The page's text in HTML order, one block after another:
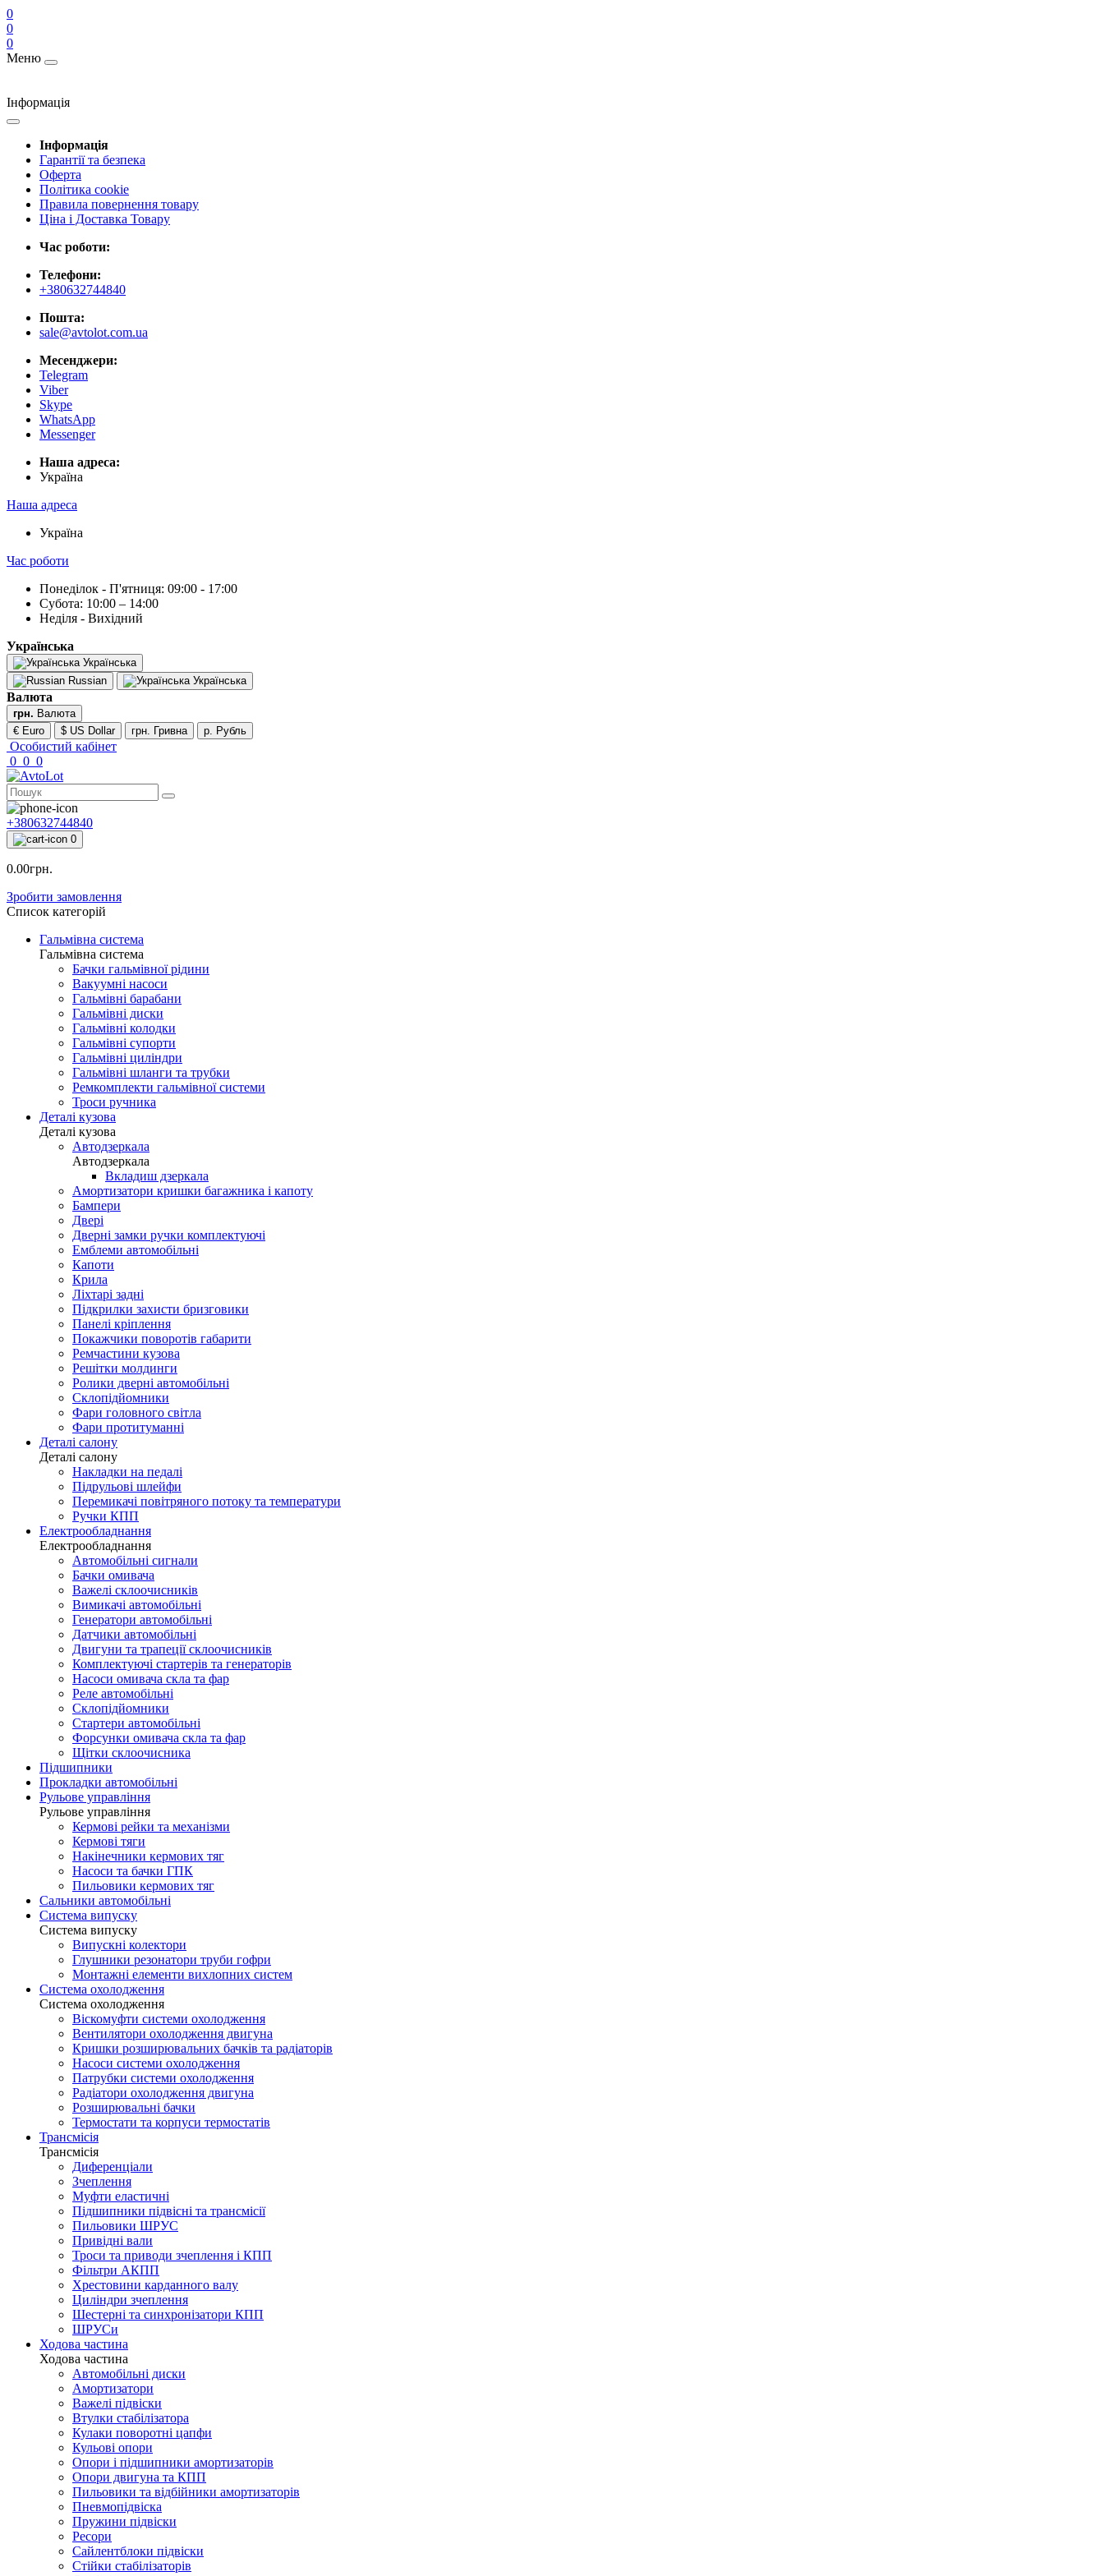
0
0
0
Меню
Інформація
Інформація
Гарантії та безпека
Оферта
Політика cookie
Правила повернення товару
Ціна і Доставка Товару
Час роботи:
Телефони:
+380632744840
Пошта:
sale@avtolot.com.ua
Месенджери:
Telegram
Viber
Skype
WhatsApp
Messenger
Наша адреса:
Українa
Наша адреса
Українa
Час роботи
Понеділок - П'ятниця: 09:00 - 17:00
Субота: 10:00 – 14:00
Неділя - Вихідний
Українська
Українська
Russian
Українська
Валюта
грн. Валюта
€ Euro
$ US Dollar грн. Гривна р. Рубль
Особистий кабінет
0 0 0
+380632744840
0
0.00грн.
Зробити замовлення
Список категорій
Гальмівна система
Гальмівна система
Бачки гальмівної рідини
Вакуумні насоси
Гальмівні барабани
Гальмівні диски
Гальмівні колодки
Гальмівні супорти
Гальмівні циліндри
Гальмівні шланги та трубки
Ремкомплекти гальмівної системи
Троси ручника
Деталі кузова
Деталі кузова
Автодзеркала
Автодзеркала
Вкладиш дзеркала
Амортизатори кришки багажника і капоту
Бампери
Двері
Дверні замки ручки комплектуючі
Емблеми автомобільні
Капоти
Крила
Ліхтарі задні
Підкрилки захисти бризговики
Панелі кріплення
Покажчики поворотів габарити
Ремчастини кузова
Решітки молдинги
Ролики дверні автомобільні
Склопідйомники
Фари головного світла
Фари протитуманні
Деталі салону
Деталі салону
Накладки на педалі
Підрульові шлейфи
Перемикачі повітряного потоку та температури
Ручки КПП
Електрообладнання
Електрообладнання
Автомобільні сигнали
Бачки омивача
Важелі склоочисників
Вимикачі автомобільні
Генератори автомобільні
Датчики автомобільні
Двигуни та трапеції склоочисників
Комплектуючі стартерів та генераторів
Насоси омивача скла та фар
Реле автомобільні
Склопідйомники
Стартери автомобільні
Форсунки омивача скла та фар
Щітки склоочисника
Підшипники
Прокладки автомобільні
Рульове управління
Рульове управління
Кермові рейки та механізми
Кермові тяги
Накінечники кермових тяг
Насоси та бачки ГПК
Пильовики кермових тяг
Сальники автомобільні
Система випуску
Система випуску
Випускні колектори
Глушники резонатори труби гофри
Монтажні елементи вихлопних систем
Система охолодження
Система охолодження
Віскомуфти системи охолодження
Вентилятори охолодження двигуна
Кришки розширювальних бачків та радіаторів
Насоси системи охолодження
Патрубки системи охолодження
Радіатори охолодження двигуна
Розширювальні бачки
Термостати та корпуси термостатів
Трансмісія
Трансмісія
Диференціали
Зчеплення
Муфти еластичні
Підшипники підвісні та трансмісії
Пильовики ШРУС
Привідні вали
Троси та приводи зчеплення і КПП
Фільтри АКПП
Хрестовини карданного валу
Циліндри зчеплення
Шестерні та синхронізатори КПП
ШРУСи
Ходова частина
Ходова частина
Автомобільні диски
Амортизатори
Важелі підвіски
Втулки стабілізатора
Кулаки поворотні цапфи
Кульові опори
Опори і підшипники амортизаторів
Опори двигуна та КПП
Пильовики та відбійники амортизаторів
Пневмопідвіска
Пружини підвіски
Ресори
Сайлентблоки підвіски
Стійки стабілізаторів